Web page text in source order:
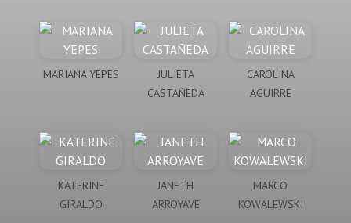
MARIANA YEPES
JULIETA
CASTAÑEDA
CAROLINA
AGUIRRE
KATERINE
GIRALDO
JANETH
ARROYAVE
MARCO
KOWALEWSKI